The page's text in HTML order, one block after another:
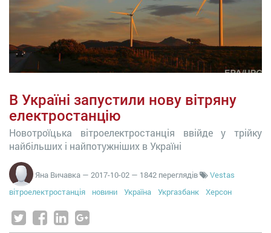
В Україні запустили нову вітряну
електростанцію
Новотроїцька вітроелектростанція ввійде у трійку
найбільших і найпотужніших в Україні
Яна Вичавка — 2017-10-02 — 1842 переглядів
Vestas
вітроелектростанція
новини Україна Укргазбанк Херсон